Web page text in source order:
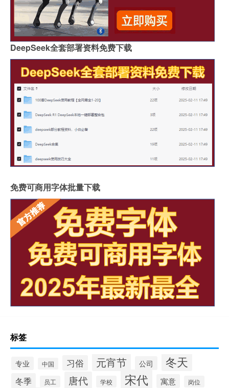
DeepSeek全套部署资料免费下载
免费可商用字体批量下载
标签
专业 中国 习俗 元宵节 公司 冬天
冬季 员工 唐代 学校 宋代 寓意 岗位